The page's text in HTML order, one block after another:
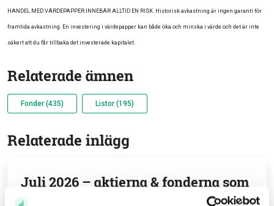
HANDEL MED VÄRDEPAPPER INNEBÄR ALLTID EN RISK. Historisk avkastning är ingen garanti för
framtida avkastning. En investering i värdepapper kan både öka och minska i värde och det är inte
säkert att du får tillbaka det investerade kapitalet.
Relaterade ämnen
Fonder (435) Listor (195)
Relaterade inlägg
Juli 2026 – aktierna & fonderna som
köptes (och såldes)